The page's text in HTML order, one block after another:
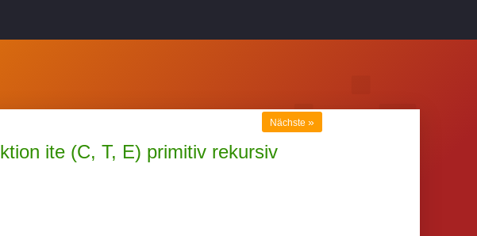
ite (C, T, E) primitiv rekursiv
Nächste »